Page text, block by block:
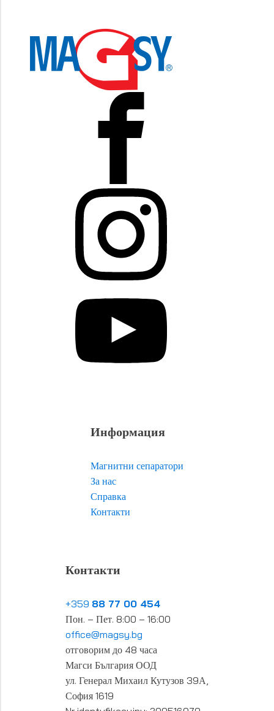
Информация
Магнитни сепаратори
За нас
Справка
Контакти
Контакти
+359 88 77 00 454
Пон. – Пет. 8:00 – 16:00
office@magsy.bg
отговорим до 48 часа
Магси България ООД
ул. Генерал Михаил Кутузов 39А,
София 1619